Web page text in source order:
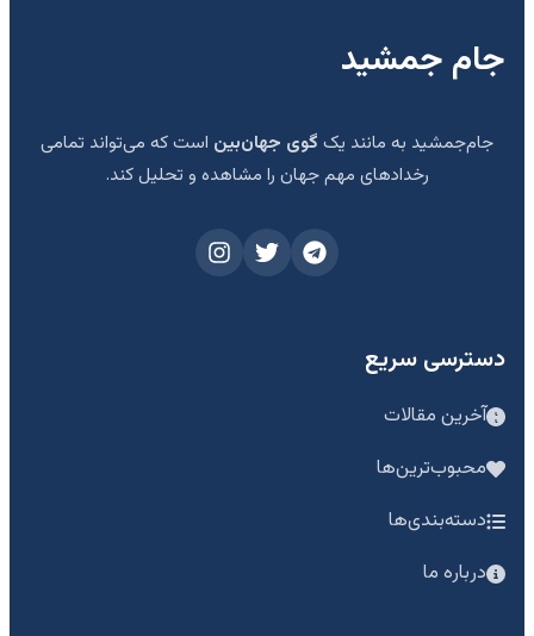
جام جمشید
جام‌جمشید به مانند یک گوی جهان‌بین است که می‌تواند تمامی
رخدادهای مهم جهان را مشاهده و تحلیل کند.
دسترسی سریع
آخرین مقالات
محبوب‌ترین‌ها
دسته‌بندی‌ها
درباره ما